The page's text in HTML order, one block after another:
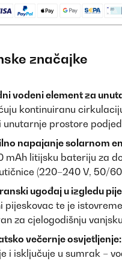
značajke
vodeni element za
kontinuiranu
unutarnje prostore
napajanje solarnom
mAh litijsku bateriju za
(220–240 V, 50/60
ugođaj u izgledu
pijeskovac te je
za cjelogodišnju
večernje osvjetljenje:
i isključuje u sumrak –